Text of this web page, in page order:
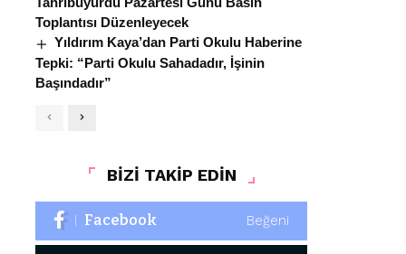
Toplantısı Düzenleyecek
Yıldırım Kaya’dan Parti Okulu Haberine
Tepki: “Parti Okulu Sahadadır, İşinin
Başındadır”
BİZİ TAKİP EDİN
Facebook Beğeni